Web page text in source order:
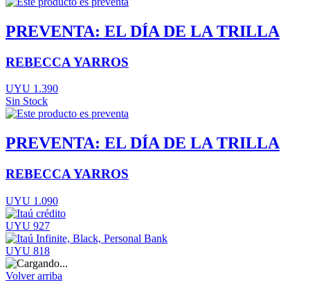
PREVENTA: EL DÍA DE LA TRILLA
REBECCA YARROS
UYU 1.390
Sin Stock
PREVENTA: EL DÍA DE LA TRILLA
REBECCA YARROS
UYU 1.090
UYU 927
UYU 818
Volver arriba